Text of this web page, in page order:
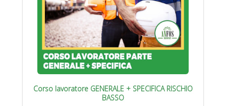
Corso lavoratore GENERALE + SPECIFICA RISCHIO
BASSO